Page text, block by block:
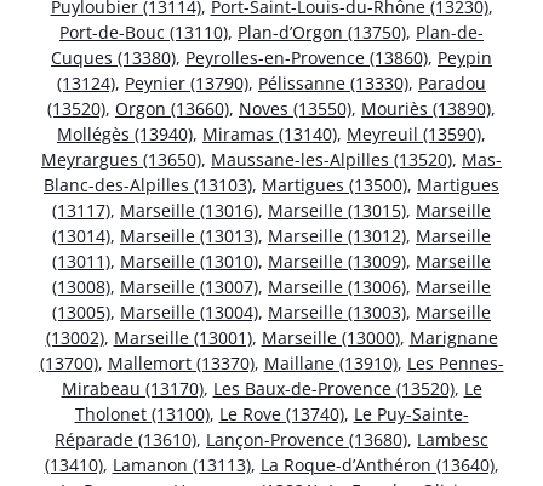
Puyloubier (13114), Port-Saint-Louis-du-Rhône (13230),
Port-de-Bouc (13110), Plan-d’Orgon (13750), Plan-de-
Cuques (13380), Peyrolles-en-Provence (13860), Peypin
(13124), Peynier (13790), Pélissanne (13330), Paradou
(13520), Orgon (13660), Noves (13550), Mouriès (13890),
Mollégès (13940), Miramas (13140), Meyreuil (13590),
Meyrargues (13650), Maussane-les-Alpilles (13520), Mas-
Blanc-des-Alpilles (13103), Martigues (13500), Martigues
(13117), Marseille (13016), Marseille (13015), Marseille
(13014), Marseille (13013), Marseille (13012), Marseille
(13011), Marseille (13010), Marseille (13009), Marseille
(13008), Marseille (13007), Marseille (13006), Marseille
(13005), Marseille (13004), Marseille (13003), Marseille
(13002), Marseille (13001), Marseille (13000), Marignane
(13700), Mallemort (13370), Maillane (13910), Les Pennes-
Mirabeau (13170), Les Baux-de-Provence (13520), Le
Tholonet (13100), Le Rove (13740), Le Puy-Sainte-
Réparade (13610), Lançon-Provence (13680), Lambesc
(13410), Lamanon (13113), La Roque-d’Anthéron (13640),